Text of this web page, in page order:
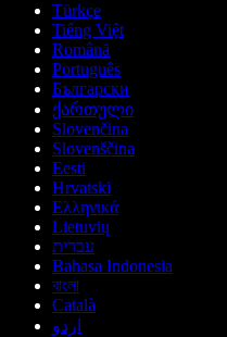
Türkçe
Tiếng Việt
Română
Português
Български
ქართული
Slovenčina
Slovenščina
Eesti
Hrvatski
Ελληνικά
Lietuvių
עברית
Bahasa Indonesia
বাংলা
Català
اردو